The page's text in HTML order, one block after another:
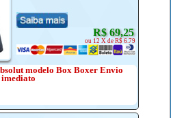
R$ 69,25
ou 12 X de R$ 6.79
modelo Box Boxer Envio
imediato